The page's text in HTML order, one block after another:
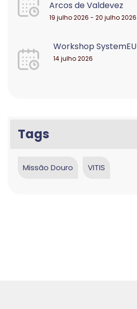
Arcos de Valdevez
19 julho 2026 - 20 julho 2026
Workshop SystemEU
14 julho 2026
Tags
Missão Douro VITIS